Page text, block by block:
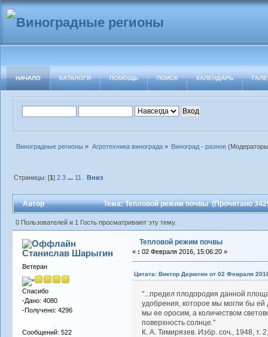
НАЧАЛО КАТАЛОГИ ПОМОЩЬ ПОИСК КАЛЕНДАРЬ
Виноградные регионы » Агротехника винограда» Виноград - разное
Страницы: [1]2 3 ... 11 Вниз
Автор Тема: Тепловой режим почвы (Прочитано
0 Пользователей и 1 Гость просматривают эту тему.
Станислав Шарыгин
Ветеран
Спасибо
-Дано: 4080
-Получено: 4296
Сообщений: 522
Тепловой режим почвы
« : 02 Февраля 2016, 15:06:20 »
Цитата: Виктор Дерюгин от 02 Февраля
"...предел плодородия данной
удобрения, которое мы могли бы ей
мы ее оросим, а количеством
поверхность солнце."
К. А. Тимирязев. Избр. соч., 1948, т.